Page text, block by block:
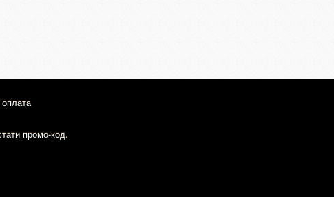
оплата
промо-код.